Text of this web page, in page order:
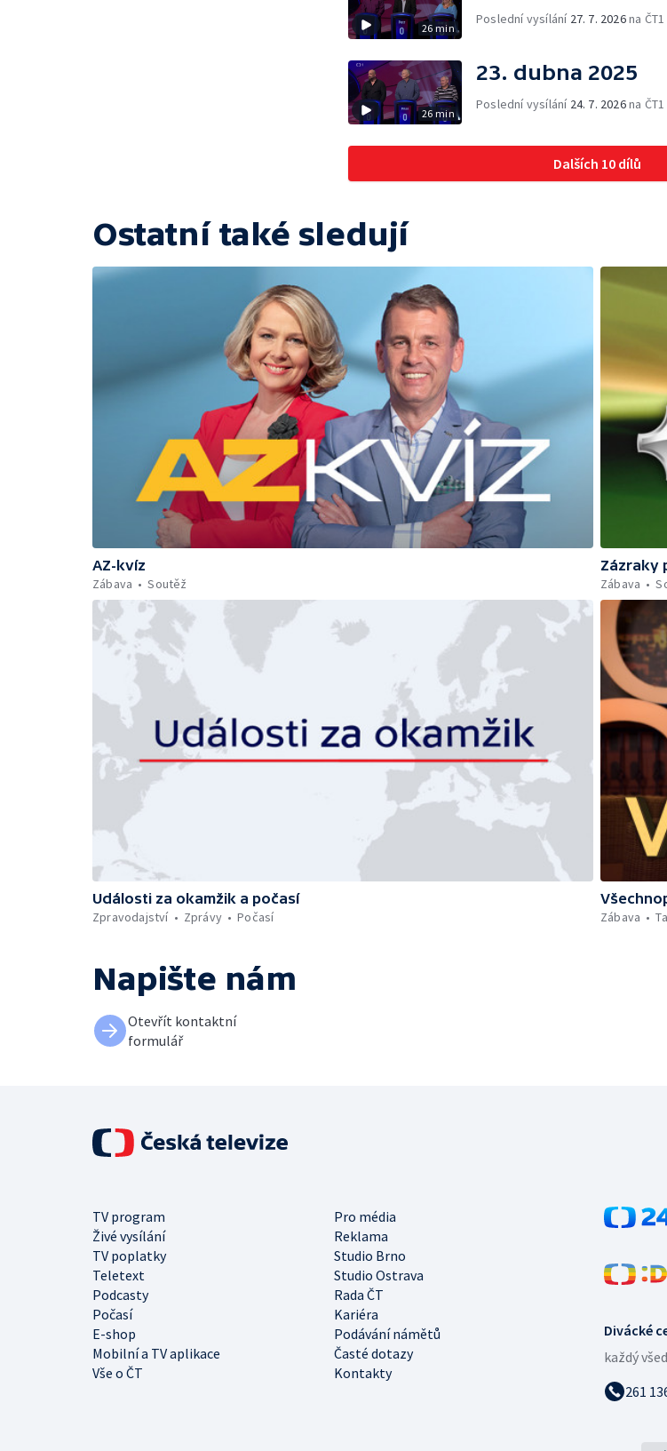
26 min
Poslední vysílání 27. 7. 2026na ČT1
26 min
23. dubna 2025
Poslední vysílání 24. 7. 2026na ČT1
Dalších 10 dílů
Ostatní také sledují
AZ-kvíz
Zábava
Soutěž
Zázraky
Zábava
Události za okamžik a počasí
Zpravodajství
Zprávy Počasí
Zábava
Napište nám
Otevřít kontaktní
formulář
Divácké
každý
261
TV program
Pro média
Živé vysílání
Reklama
TV poplatky
Studio Brno
Teletext
Studio Ostrava
Podcasty
Rada ČT
Počasí
Kariéra
E-shop
Podávání námětů
Mobilní a TV aplikace
Časté dotazy
Vše o ČT
Kontakty